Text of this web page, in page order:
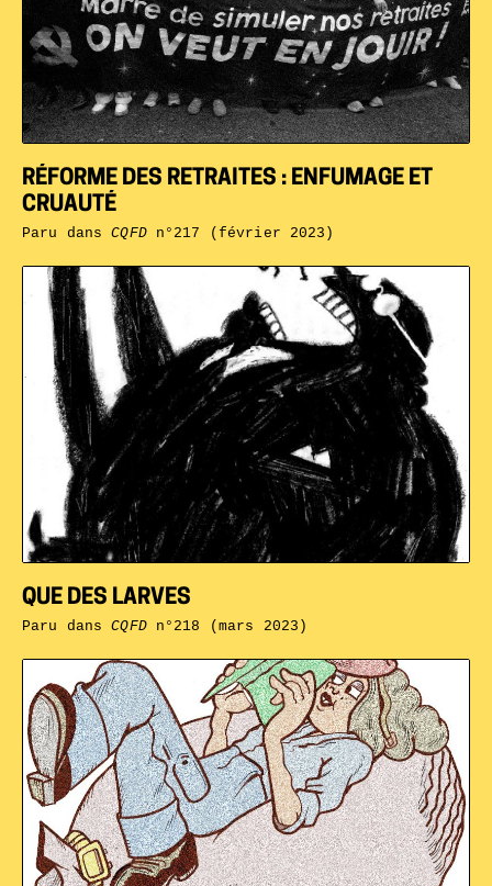
QUE DES LARVES
Paru dansCQFDn°218 (mars 2023)
RÉFORME DES RETRAITES : ENFUMAGE ET
CRUAUTÉ
Paru dansCQFDn°217 (février 2023)